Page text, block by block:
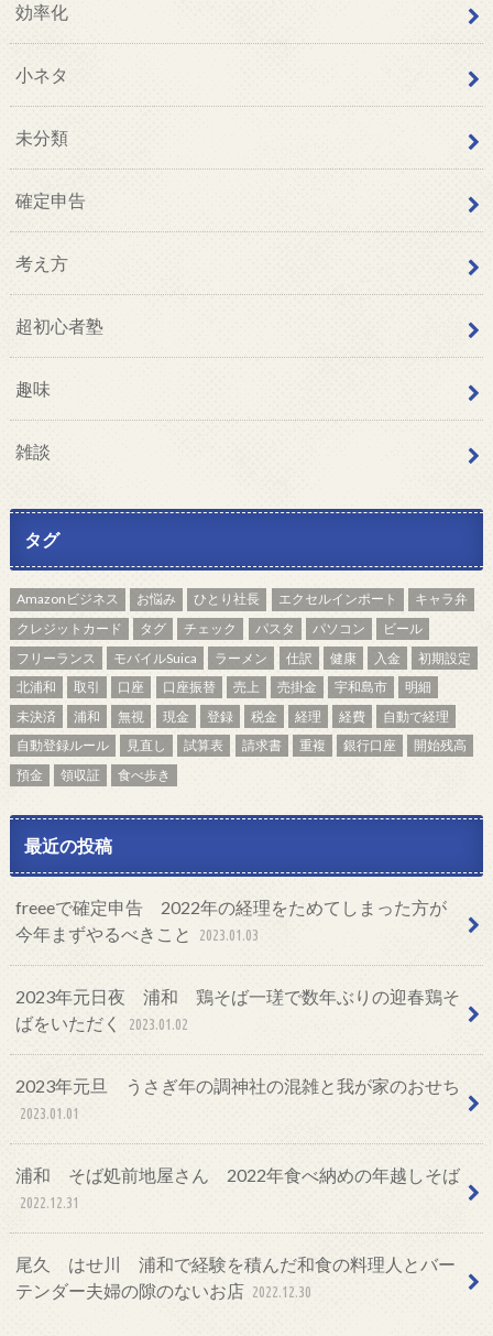
効率化
小ネタ
未分類
確定申告
考え方
超初心者塾
趣味
雑談
タグ
Amazonビジネス お悩み ひとり社長 エクセルインポート
キャラ弁
クレジットカード
タグ チェック パスタ パソコン
ビール
フリーランス
モバイルSuica ラーメン 仕訳 健康 入金
初期設定
北浦和
取引 口座 口座振替 売上 売掛金 宇和島市
明細
未決済
浦和 無視 現金 登録 税金 経理 経費
自動で経理
自動登録ルール
見直し 試算表 請求書 重複 銀行口座
開始残高
預金
領収証 食べ歩き
最近の投稿
freeeで確定申告 2022年の経理をためてしまった方が
今年まずやるべきこと
2023.01.03
2023年元日夜 浦和 鶏そば一瑳で数年ぶりの迎春鶏そ
ばをいただく
2023.01.02
2023年元旦 うさぎ年の調神社の混雑と我が家のおせち
2023.01.01
浦和 そば処前地屋さん 2022年食べ納めの年越しそば
2022.12.31
尾久 はせ川 浦和で経験を積んだ和食の料理人とバー
テンダー夫婦の隙のないお店 2022.12.30